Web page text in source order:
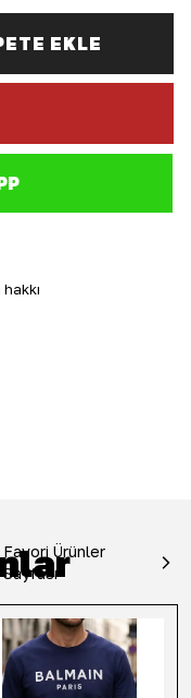
EKLE
Favori Ürünler
Sayfası